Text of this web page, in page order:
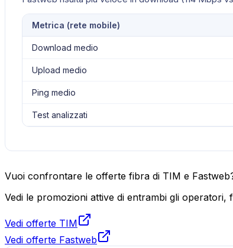
Metrica (rete mobile)
Download medio
Upload medio
Ping medio
Test analizzati
Vuoi confrontare le offerte fibra di TIM e
Vedi le promozioni attive di entrambi gli
Vedi offerte TIM
Vedi offerte Fastweb